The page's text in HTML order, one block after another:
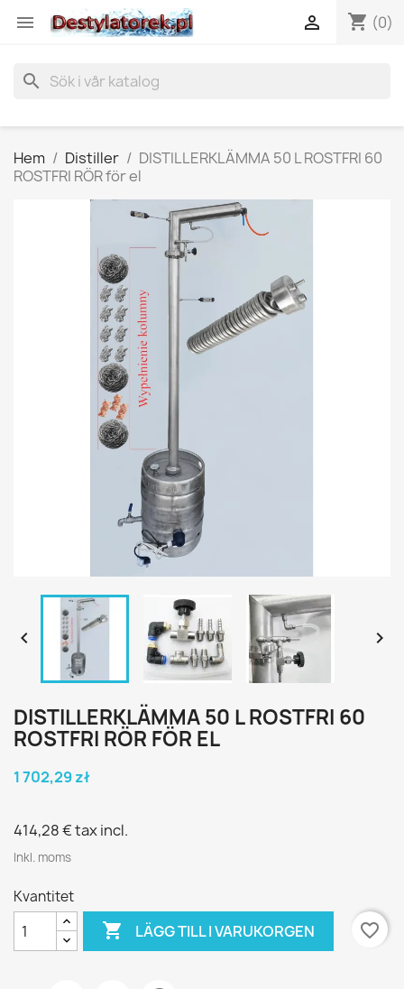
 shopping_cart (0)

search
Hem Distiller
DISTILLERKLÄMMA 50 L ROSTFRI 60
ROSTFRI RÖR för el
 
DISTILLERKLÄMMA 50 L ROSTFRI 60
ROSTFRI RÖR FÖR EL
1 702,29 zł
414,28 €tax incl.
Inkl. moms
Kvantitet
 LÄGG TILL I VARUKORGEN favorite_border